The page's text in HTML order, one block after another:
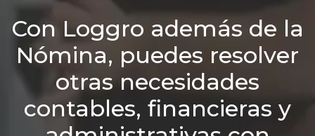
Videoconferencias personalizadas
Ejecutivo de cuenta asignado
Implantación Sesión masiva
Soporte/implantación
personalizada/hora
$115.000 + IVA
Soporte Premium $218.000+ IVA /mes
Uso Certificado Digital de Loggro $120.990 /año
Uso Certificado Digital propio $271.990 /año
Con Loggro además de la
Nómina, puedes resolver
otras necesidades
contables, financieras y